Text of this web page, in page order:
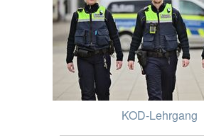
KOD-Lehrgang